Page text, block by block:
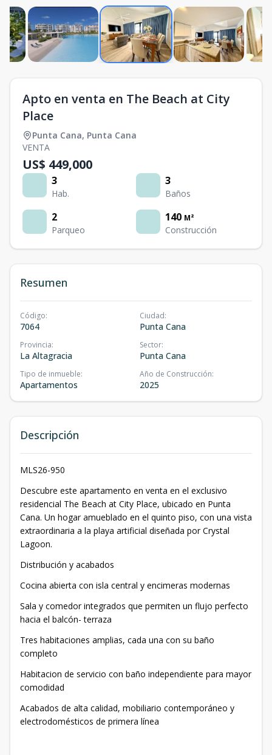
Apto en venta en The Beach at City
Place
Punta Cana, Punta Cana
VENTA
US$ 449,000
3
Hab.
3
Baños
2
Parqueo
140 M²
Construcción
Resumen
Código:
7064
Ciudad:
Punta Cana
Provincia:
La Altagracia
Sector:
Punta Cana
Tipo de inmueble:
Apartamentos
Año de Construcción:
2025
Descripción
MLS26-950
Descubre este apartamento en venta en el exclusivo
residencial The Beach at City Place, ubicado en Punta
Cana. Un hogar amueblado en el quinto piso, con una vista
extraordinaria a la playa artificial diseñada por Crystal
Lagoon.
Distribución y acabados
Cocina abierta con isla central y encimeras modernas
Sala y comedor integrados que permiten un flujo perfecto
hacia el balcón- terraza
Tres habitaciones amplias, cada una con su baño
completo
Habitacion de servicio con baño independiente para mayor
comodidad
Acabados de alta calidad, mobiliario contemporáneo y
electrodomésticos de primera línea